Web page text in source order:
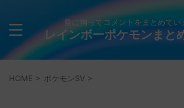
量に拘ってコメントをまとめてい
レインボーポケモンまと
HOME > ポケモンSV >